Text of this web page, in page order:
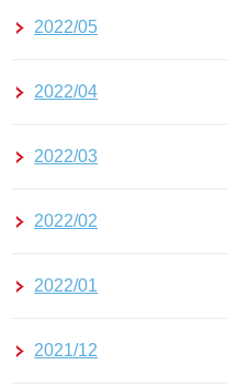
2022/05
2022/04
2022/03
2022/02
2022/01
2021/12